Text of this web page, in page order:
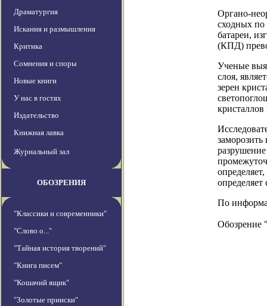
Драматургия
Искания и размышления
Критика
Сомнения и споры
Новые книги
У нас в гостях
Издательство
Книжная лавка
Журнальный зал
ОБОЗРЕНИЯ
"Классики и современники"
"Слово о..."
"Тайная история творений"
"Книга писем"
"Кошачий ящик"
"Золотые прииски"
Органо-
сходных по
батареи,
(КПД)
Ученые
слоя,
зерен
По
Обозрение